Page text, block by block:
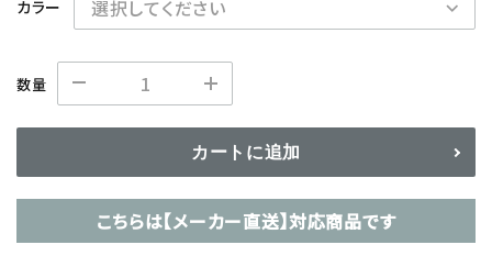
カラー
数量
カートに追加
こちらは【メーカー直送】対応商品です